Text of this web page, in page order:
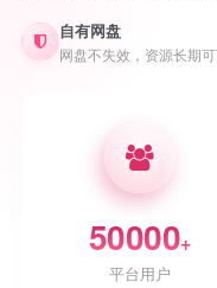
自有网盘
网盘不失效，资源长期
50000+
平台用户